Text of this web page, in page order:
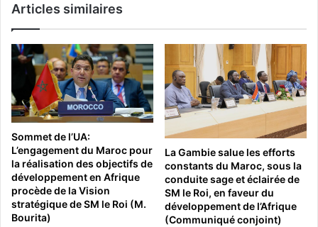
Articles similaires
Sommet de l’UA:
L’engagement du Maroc pour
la réalisation des objectifs de
développement en Afrique
procède de la Vision
stratégique de SM le Roi (M.
Bourita)
La Gambie salue les efforts
constants du Maroc, sous la
conduite sage et éclairée de
SM le Roi, en faveur du
développement de l’Afrique
(Communiqué conjoint)